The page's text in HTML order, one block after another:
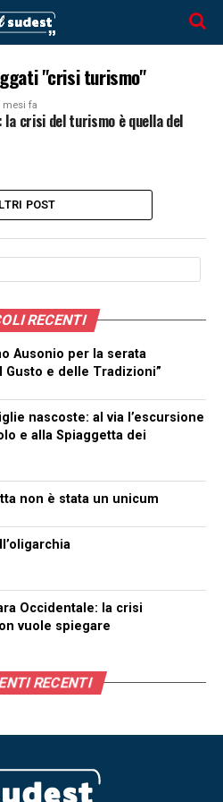
"crisi turismo"
mesi fa
crisi del turismo è quella del
POST
RECENTI
Ausonio per la serata
e delle Tradizioni”
nascoste: al via l’escursione
e alla Spiaggetta dei
non è stata un unicum
Occidentale: la crisi
vuole spiegare
RECENTI